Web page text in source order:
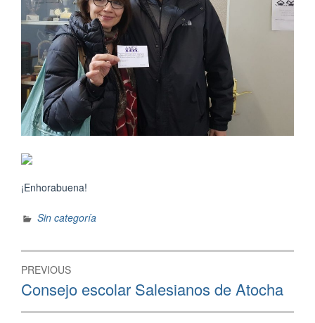
¡Enhorabuena!
Sin categoría
Navegación
de
entradas
PREVIOUS
Previous
post:
Consejo escolar Salesianos de Atocha